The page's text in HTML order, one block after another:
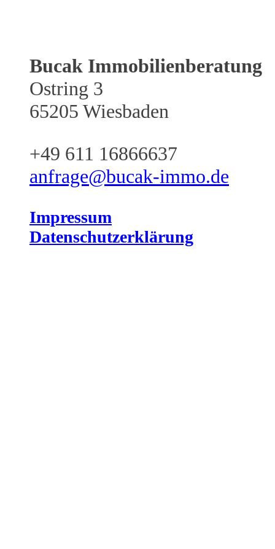
Bucak Immobilienberatung
Ostring 3
65205 Wiesbaden
+49 611 16866637
anfrage@bucak-immo.de
Impressum
Datenschutzerklärung